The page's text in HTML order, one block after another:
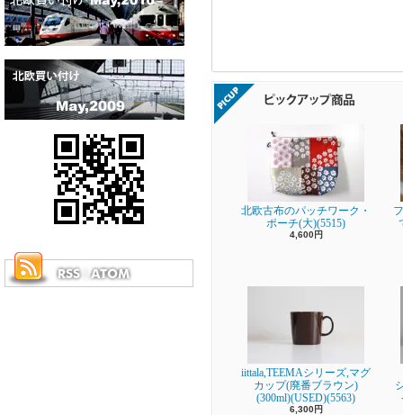
北欧古布のパッチワーク・
ポーチ(大)(5515)
4,600円
iittala,TEEMAシリーズ,マグ
カップ(廃番ブラウン)
(300ml)(USED)(5563)
6,300円